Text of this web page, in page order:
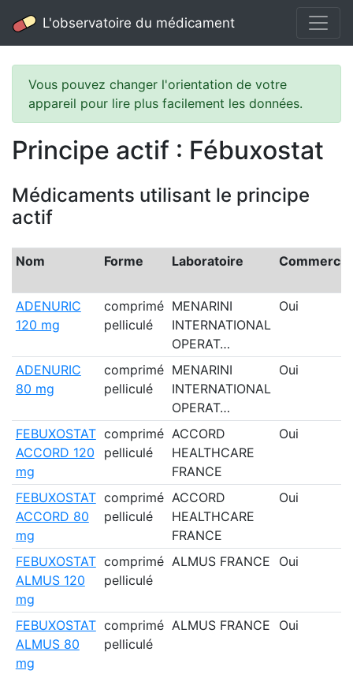
L'observatoire du médicament
Vous pouvez changer l'orientation de votre
appareil pour lire plus facilement les données.
Principe actif : Fébuxostat
Médicaments utilisant le principe
actif
Nom Forme Laboratoire
ADENURIC
120 mg
comprimé
pelliculé
MENARINI
INTERNATIONAL
OPERAT…
Oui
ADENURIC
80 mg
comprimé
pelliculé
MENARINI
INTERNATIONAL
OPERAT…
Oui
FEBUXOSTAT
ACCORD 120
mg
comprimé
pelliculé
ACCORD
HEALTHCARE
FRANCE
Oui
FEBUXOSTAT
ACCORD 80
mg
comprimé
pelliculé
ACCORD
HEALTHCARE
FRANCE
Oui
FEBUXOSTAT
ALMUS 120
mg
comprimé
pelliculé
ALMUS FRANCE Oui
FEBUXOSTAT
ALMUS 80
mg
comprimé
pelliculé
ALMUS FRANCE Oui